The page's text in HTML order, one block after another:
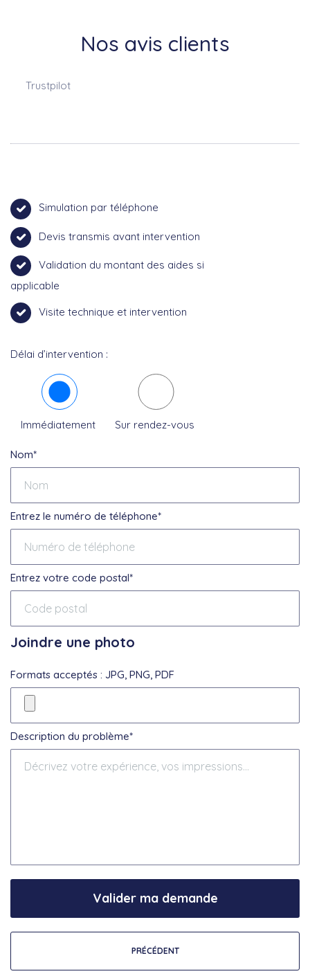
Nos avis clients
Trustpilot
Simulation par téléphone
Devis transmis avant intervention
Validation du montant des aides si
applicable
Visite technique et intervention
Délai d’intervention :
Immédiatement Sur rendez-vous
Nom*
Entrez le numéro de téléphone*
Entrez votre code postal*
Joindre une photo
Formats acceptés : JPG, PNG, PDF
Description du problème*
PRÉCÉDENT
Valider ma demande